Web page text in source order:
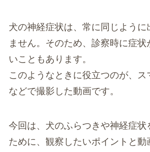
犬の神経症状は、常に同じように
ません。そのため、診察時に症状
いこともあります。
このようなときに役立つのが、ス
などで撮影した動画です。
今回は、犬のふらつきや神経症状
ために、観察したいポイントと動